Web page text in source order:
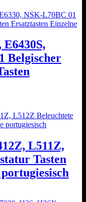
Belgischer
L511Z,
Tasten